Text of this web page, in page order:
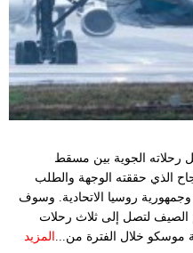
رحلاته الجوية بين مسقط
الذي حققته الوجهة والطلب
روسيا الاتحادية. وسوف
الصيف لتصل إلى ثلاث رحلات
موسكو خلال الفترة من...
المزيد